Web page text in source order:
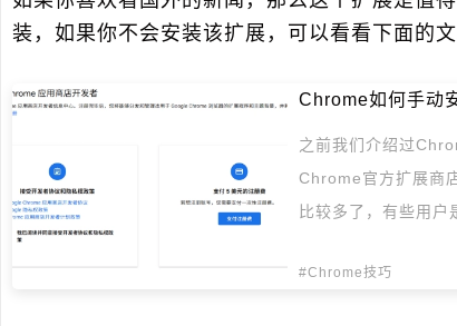
装，如果你不会安装该扩展，可以看看下面的
Chrome如何手动
之前我们介绍过
Chrome官方扩展商
比较多了，有些用户
#Chrome技巧